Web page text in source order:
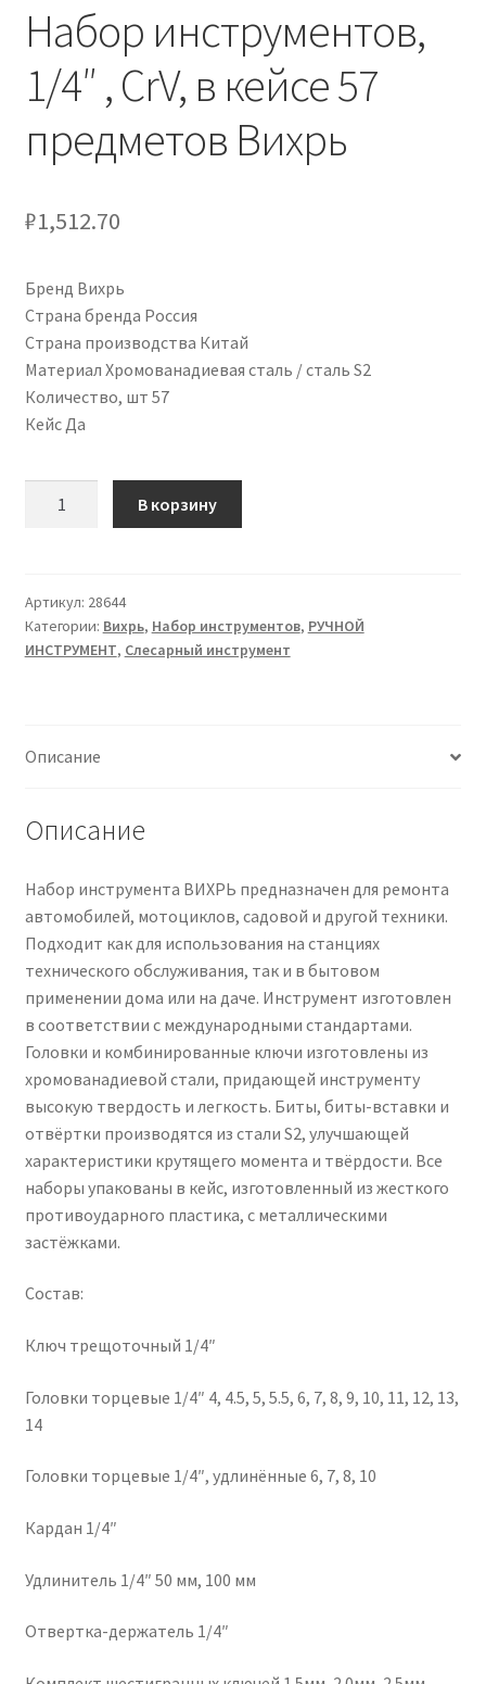
Набор инструментов,
1/4″ , CrV, в кейсе 57
предметов Вихрь
₽1,512.70
Бренд Вихрь
Страна бренда Россия
Страна производства Китай
Материал Хромованадиевая сталь / сталь S2
Количество, шт 57
Кейс Да
1/4"
,
CrV,
предметов
В корзину
Артикул: 28644
Категории: Вихрь, Набор инструментов, РУЧНОЙ
ИНСТРУМЕНТ, Слесарный инструмент
Описание
Описание
Набор инструмента ВИХРЬ предназначен для ремонта
автомобилей, мотоциклов, садовой и другой техники.
Подходит как для использования на станциях
технического обслуживания, так и в бытовом
применении дома или на даче. Инструмент изготовлен
в соответствии с международными стандартами.
Головки и комбинированные ключи изготовлены из
хромованадиевой стали, придающей инструменту
высокую твердость и легкость. Биты, биты-вставки и
отвёртки производятся из стали S2, улучшающей
характеристики крутящего момента и твёрдости. Все
наборы упакованы в кейс, изготовленный из жесткого
противоударного пластика, с металлическими
застёжками.
Состав:
Ключ трещоточный 1/4″
Головки торцевые 1/4″ 4, 4.5, 5, 5.5, 6, 7, 8, 9, 10, 11, 12, 13,
14
Головки торцевые 1/4″, удлинённые 6, 7, 8, 10
Кардан 1/4″
Удлинитель 1/4″ 50 мм, 100 мм
Отвертка-держатель 1/4″